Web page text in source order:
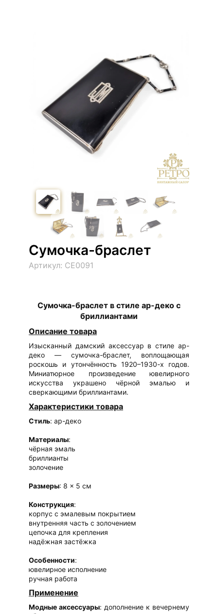
Сумочка-браслет
Артикул: СЕ0091
Сумочка-браслет в стиле ар-деко с
бриллиантами
Описание товара
Изысканный дамский аксессуар в стиле ар-
деко — сумочка-браслет, воплощающая
роскошь и утончённость 1920–1930-х годов.
Миниатюрное произведение ювелирного
искусства украшено чёрной эмалью и
сверкающими бриллиантами.
Характеристики товара
Стиль: ар-деко
Материалы:
чёрная эмаль
бриллианты
золочение
Размеры: 8 × 5 см
Конструкция:
корпус с эмалевым покрытием
внутренняя часть с золочением
цепочка для крепления
надёжная застёжка
Особенности:
ювелирное исполнение
ручная работа
Применение
Модные аксессуары: дополнение к вечернему